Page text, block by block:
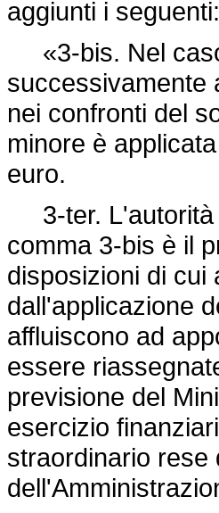
aggiunti i seguenti:
«3-bis. Nel
successivamente
nei confronti del
minore è
euro.
3-ter. L'autorità
comma 3-bis è il
disposizioni di cui
dall'applicazione
affluiscono ad
essere
previsione del
esercizio
straordinario rese